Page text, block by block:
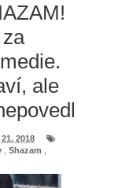
den - Tom
scéně
přítel MJ?
tři postavy z
chce být za
pobaví,
ale
2018
Shazam